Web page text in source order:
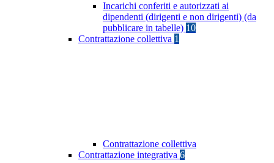
Incarichi conferiti e autorizzati ai
dipendenti (dirigenti e non dirigenti) (da
pubblicare in tabelle) 10
Contrattazione collettiva 1
Contrattazione collettiva
Contrattazione integrativa 6